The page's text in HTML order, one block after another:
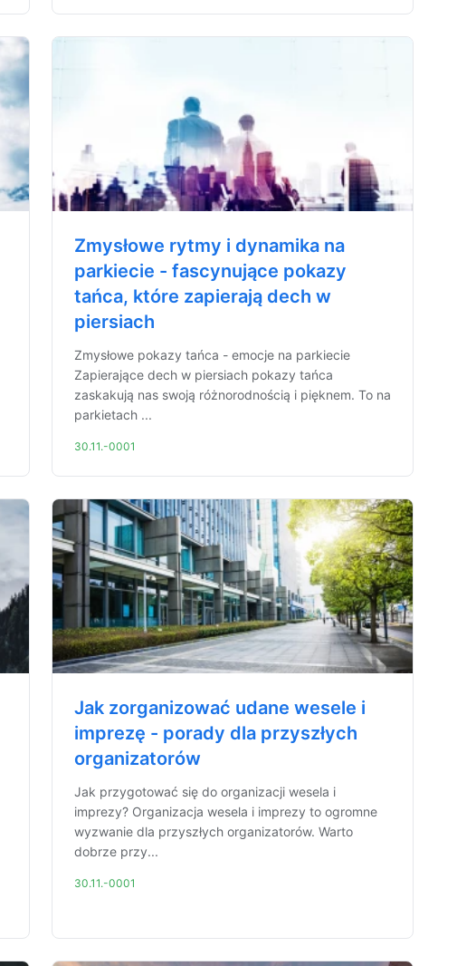
Zmysłowe rytmy i dynamika na
parkiecie - fascynujące pokazy
tańca, które zapierają dech w
piersiach
Zmysłowe pokazy tańca - emocje na parkiecie
Zapierające dech w piersiach pokazy tańca
zaskakują nas swoją różnorodnością i pięknem. To na
parkietach ...
30.11.-0001
Jak zorganizować udane wesele i
imprezę - porady dla przyszłych
organizatorów
Jak przygotować się do organizacji wesela i
imprezy? Organizacja wesela i imprezy to ogromne
wyzwanie dla przyszłych organizatorów. Warto
dobrze przy...
30.11.-0001